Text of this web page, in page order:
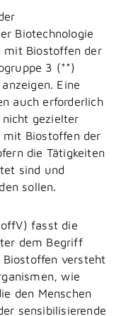
Biotechnologie
mit Biostoffen der
3 (**)
Eine
auch erforderlich
gezielter
mit Biostoffen der
die Tätigkeiten
sind und
sollen.
fasst die
dem Begriff
Biostoffen versteht
wie
den Menschen
sensibilisierende